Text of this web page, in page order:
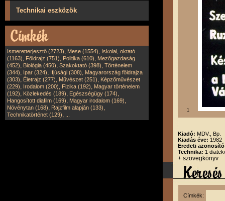
Technikai eszközök
Ismeretterjesztő (2723), Mese (1554), Iskolai, oktató
(1163), Földrajz (751), Politika (610), Mezőgazdaság
(452), Biológia (450), Szakoktató (398), Történelem
(344), Ipar (324), Ifjúsági (308), Magyarország földrajza
(303), Életrajz (277), Művészet (251), Képzőművészet
(229), Irodalom (200), Fizika (192), Magyar történelem
(192), Közlekedés (189), Egészségügy (174),
Hangosított diafilm (169), Magyar irodalom (169),
Növénytan (168), Rajzfilm alapján (133),
Technikatörténet (129),
1
Kiadó: MDV., Bp.
Kiadás éve: 1982
Eredeti
Technika: 1
+ szövegkönyv
Címkék: